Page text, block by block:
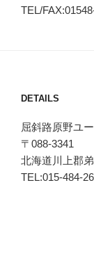
TEL/
DETAILS
屈斜路原野ユ
〒088-3341
北海道川上郡
TEL:015-484-